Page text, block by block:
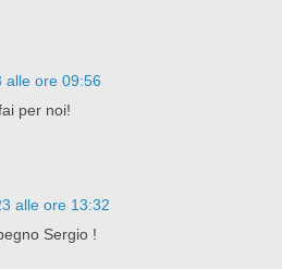
alle ore 09:56
per noi!
alle ore 13:32
Sergio !